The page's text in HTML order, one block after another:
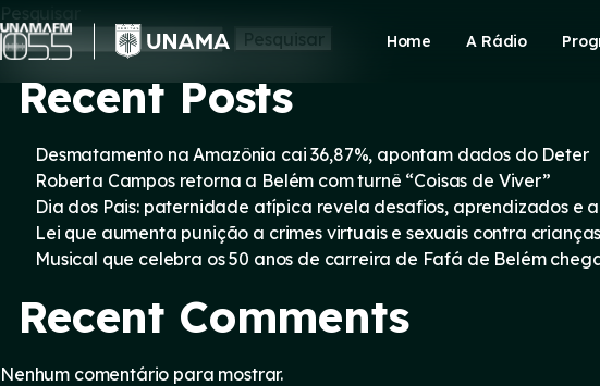
Skip
to
content
Home A Rádio
Pesquisar
Pesquisar
Recent Posts
Desmatamento na Amazônia cai 36,87%, apontam dados do Deter
Roberta Campos retorna a Belém com turnê “Coisas de Viver”
Dia dos Pais: paternidade atípica revela desafios, aprendizados e
Lei que aumenta punição a crimes virtuais e sexuais contra
Musical que celebra os 50 anos de carreira de Fafá de Belém
Recent Comments
Nenhum comentário para mostrar.